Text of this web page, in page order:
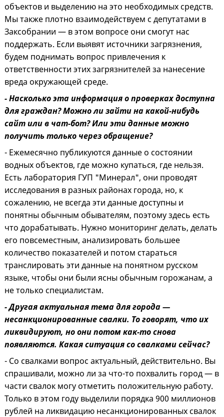
объектов и выделению на это необходимых средств.
Мы также плотно взаимодействуем с депутатами в
Заксобрании — в этом вопросе они смогут нас
поддержать. Если выявят источники загрязнения,
будем поднимать вопрос привлечения к
ответственности этих загрязнителей за нанесение
вреда окружающей среде.
- Насколько эта информация о проверках доступна
для граждан? Можно ли зайти на какой-нибудь
сайт или в чат-бот? Или эти данные можно
получить только через обращение?
- Ежемесячно публикуются данные о состоянии
водных объектов, где можно купаться, где нельзя.
Есть лаборатория ГУП "Минерал", они проводят
исследования в разных районах города, но, к
сожалению, не всегда эти данные доступны и
понятны обычным обывателям, поэтому здесь есть
что дорабатывать. Нужно мониторинг делать, делать
его повсеместным, анализировать большее
количество показателей и потом стараться
транслировать эти данные на понятном русском
языке, чтобы они были ясны обычным горожанам, а
не только специалистам.
- Другая актуальная тема для города —
несанкционированные свалки. То говорят, что их
ликвидируют, но они потом как-то снова
появляются. Какая ситуация со свалками сейчас?
- Со свалками вопрос актуальный, действительно. Вы
спрашивали, можно ли за что-то похвалить город — в
части свалок могу отметить положительную работу.
Только в этом году выделили порядка 900 миллионов
рублей на ликвидацию несанкционированных свалок